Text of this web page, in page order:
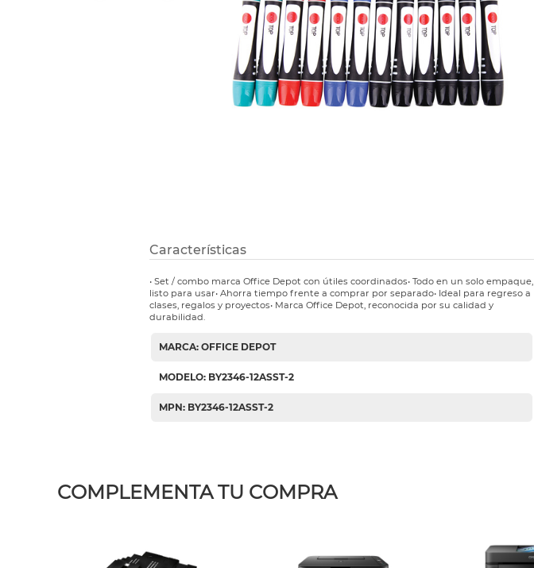
Ver más
Refuerzos para carpeta
Ver más
Ver más
Características
• Set / combo marca Office Depot con útiles coordinados• Todo en un solo empaque,
listo para usar• Ahorra tiempo frente a comprar por separado• Ideal para regreso a
clases, regalos y proyectos• Marca Office Depot, reconocida por su calidad y
durabilidad.
MARCA: OFFICE DEPOT
MODELO: BY2346-12ASST-2
MPN: BY2346-12ASST-2
COMPLEMENTA TU COMPRA